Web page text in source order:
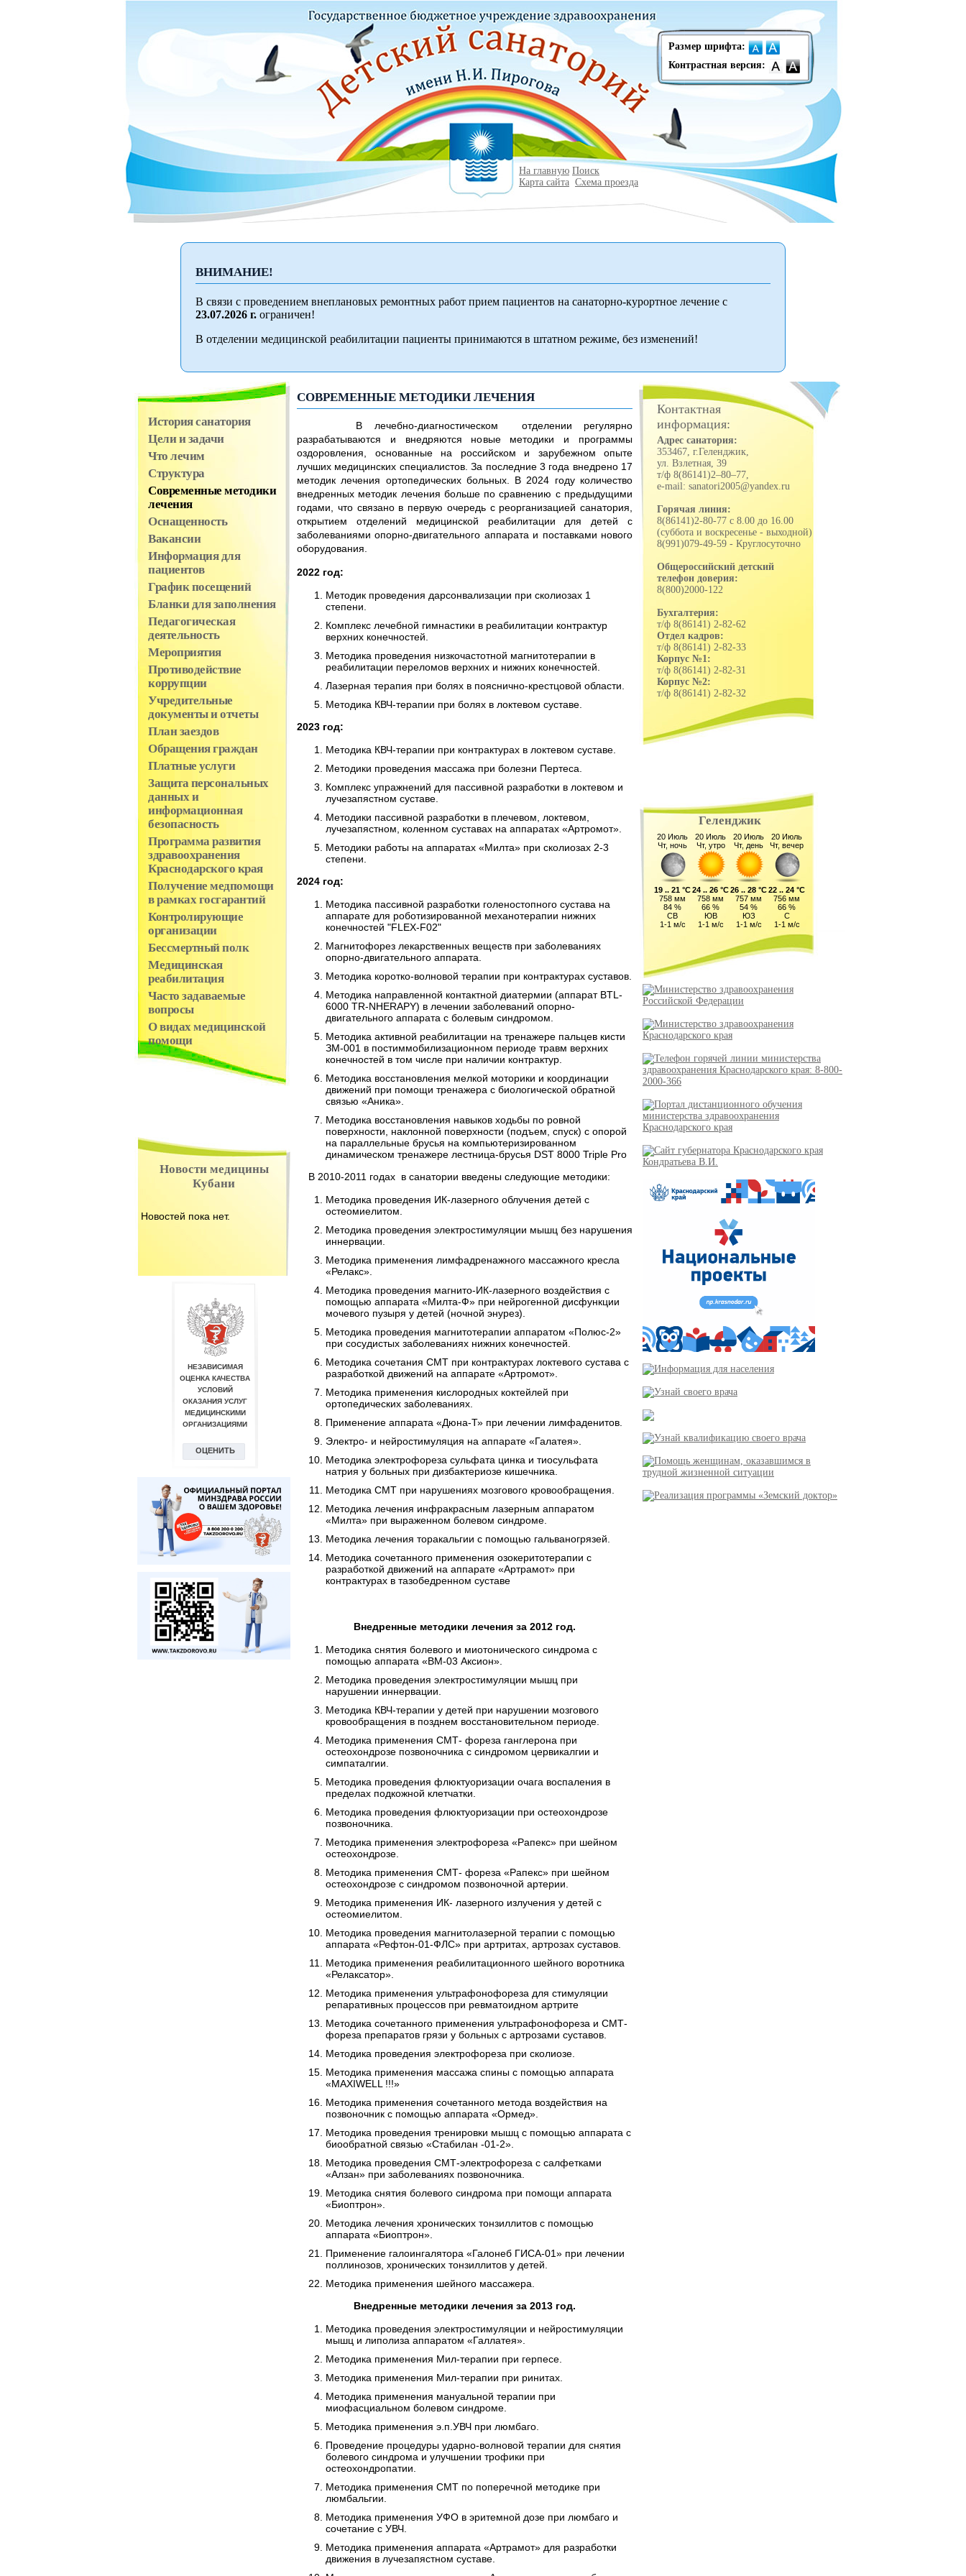
Размер шрифта:
Контрастная версия:
На главную Поиск
Карта сайта Схема проезда
ВНИМАНИЕ!
В связи с проведением внеплановых ремонтных работ прием пациентов на санаторно-курортное лечение с
23.07.2026 г. ограничен!
В отделении медицинской реабилитации пациенты принимаются в штатном режиме, без изменений!
История санатория
Цели и задачи
Что лечим
Структура
Современные методики
лечения
Оснащенность
Вакансии
Информация для
пациентов
График посещений
Бланки для заполнения
Педагогическая
деятельность
Мероприятия
Противодействие
коррупции
Учредительные
документы и отчеты
План заездов
Обращения граждан
Платные услуги
Защита персональных
данных и
информационная
безопасность
Программа развития
здравоохранения
Краснодарского края
Получение медпомощи
в рамках госгарантий
Контролирующие
организации
Бессмертный полк
Медицинская
реабилитация
Часто задаваемые
вопросы
О видах медицинской
помощи
Новости медицины
Кубани
Новостей пока нет.
СОВРЕМЕННЫЕ МЕТОДИКИ ЛЕЧЕНИЯ
В лечебно-диагностическом отделении регулярно
разрабатываются и внедряются новые методики и программы
оздоровления, основанные на российском и зарубежном опыте
лучших медицинских специалистов. За последние 3 года внедрено 17
методик лечения ортопедических больных. В 2024 году количество
внедренных методик лечения больше по сравнению с предыдущими
годами, что связано в первую очередь с реорганизацией санатория,
открытием отделений медицинской реабилитации для детей с
заболеваниями опорно-двигательного аппарата и поставками нового
оборудования.
2022 год:
Методик проведения дарсонвализации при сколиозах 1
степени.
Комплекс лечебной гимнастики в реабилитации контрактур
верхних конечностей.
Методика проведения низкочастотной магнитотерапии в
реабилитации переломов верхних и нижних конечностей.
Лазерная терапия при болях в пояснично-крестцовой области.
Методика КВЧ-терапии при болях в локтевом суставе.
2023 год:
Методика КВЧ-терапии при контрактурах в локтевом суставе.
Методики проведения массажа при болезни Пертеса.
Комплекс упражнений для пассивной разработки в локтевом и
лучезапястном суставе.
Методики пассивной разработки в плечевом, локтевом,
лучезапястном, коленном суставах на аппаратах «Артромот».
Методики работы на аппаратах «Милта» при сколиозах 2-3
степени.
2024 год:
Методика пассивной разработки голеностопного сустава на
аппарате для роботизированной механотерапии нижних
конечностей "FLEX-F02"
Магнитофорез лекарственных веществ при заболеваниях
опорно-двигательного аппарата.
Методика коротко-волновой терапии при контрактурах суставов.
Методика направленной контактной диатермии (аппарат BTL-
6000 TR-NHERAPY) в лечении заболеваний опорно-
двигательного аппарата с болевым синдромом.
Методика активной реабилитации на тренажере пальцев кисти
ЗМ-001 в постиммобилизационном периоде травм верхних
конечностей в том числе при наличии контрактур.
Методика восстановления мелкой моторики и координации
движений при помощи тренажера с биологической обратной
связью «Аника».
Методика восстановления навыков ходьбы по ровной
поверхности, наклонной поверхности (подъем, спуск) с опорой
на параллельные брусья на компьютеризированном
динамическом тренажере лестница-брусья DST 8000 Triple Pro
В 2010-2011 годах в санатории введены следующие методики:
Методика проведения ИК-лазерного облучения детей с
остеомиелитом.
Методика проведения электростимуляции мышц без нарушения
иннервации.
Методика применения лимфадренажного массажного кресла
«Релакс».
Методика проведения магнито-ИК-лазерного воздействия с
помощью аппарата «Милта-Ф» при нейрогенной дисфункции
мочевого пузыря у детей (ночной энурез).
Методика проведения магнитотерапии аппаратом «Полюс-2»
при сосудистых заболеваниях нижних конечностей.
Методика сочетания СМТ при контрактурах локтевого сустава с
разработкой движений на аппарате «Артромот».
Методика применения кислородных коктейлей при
ортопедических заболеваниях.
Применение аппарата «Дюна-Т» при лечении лимфаденитов.
Электро- и нейростимуляция на аппарате «Галатея».
Методика электрофореза сульфата цинка и тиосульфата
натрия у больных при дизбактериозе кишечника.
Методика СМТ при нарушениях мозгового кровообращения.
Методика лечения инфракрасным лазерным аппаратом
«Милта» при выраженном болевом синдроме.
Методика лечения торакальгии с помощью гальваногрязей.
Методика сочетанного применения озокеритотерапии с
разработкой движений на аппарате «Артрамот» при
контрактурах в тазобедренном суставе
Внедренные методики лечения за 2012 год.
Методика снятия болевого и миотонического синдрома с
помощью аппарата «ВМ-03 Аксион».
Методика проведения электростимуляции мышц при
нарушении иннервации.
Методика КВЧ-терапии у детей при нарушении мозгового
кровообращения в позднем восстановительном периоде.
Методика применения СМТ- фореза ганглерона при
остеохондрозе позвоночника с синдромом цервикалгии и
симпаталгии.
Методика проведения флюктуоризации очага воспаления в
пределах подкожной клетчатки.
Методика проведения флюктуоризации при остеохондрозе
позвоночника.
Методика применения электрофореза «Рапекс» при шейном
остеохондрозе.
Методика применения СМТ- фореза «Рапекс» при шейном
остеохондрозе с синдромом позвоночной артерии.
Методика применения ИК- лазерного излучения у детей с
остеомиелитом.
Методика проведения магнитолазерной терапии с помощью
аппарата «Рефтон-01-ФЛС» при артритах, артрозах суставов.
Методика применения реабилитационного шейного воротника
«Релаксатор».
Методика применения ультрафонофореза для стимуляции
репаративных процессов при ревматоидном артрите
Методика сочетанного применения ультрафонофореза и СМТ-
фореза препаратов грязи у больных с артрозами суставов.
Методика проведения электрофореза при сколиозе.
Методика применения массажа спины с помощью аппарата
«MAXIWELL !!!»
Методика применения сочетанного метода воздействия на
позвоночник с помощью аппарата «Ормед».
Методика проведения тренировки мышц с помощью аппарата с
биообратной связью «Стабилан -01-2».
Методика проведения СМТ-электрофореза с салфетками
«Алзан» при заболеваниях позвоночника.
Методика снятия болевого синдрома при помощи аппарата
«Биоптрон».
Методика лечения хронических тонзиллитов с помощью
аппарата «Биоптрон».
Применение галоингалятора «Галонеб ГИСА-01» при лечении
поллинозов, хронических тонзиллитов у детей.
Методика применения шейного массажера.
Внедренные методики лечения за 2013 год.
Методика проведения электростимуляции и нейростимуляции
мышц и липолиза аппаратом «Галлатея».
Методика применения Мил-терапии при герпесе.
Методика применения Мил-терапии при ринитах.
Методика применения мануальной терапии при
миофасциальном болевом синдроме.
Методика применения э.п.УВЧ при люмбаго.
Проведение процедуры ударно-волновой терапии для снятия
болевого синдрома и улучшении трофики при
остеохондропатии.
Методика применения СМТ по поперечной методике при
люмбальгии.
Методика применения УФО в эритемной дозе при люмбаго и
сочетание с УВЧ.
Методика применения аппарата «Артрамот» для разработки
движения в лучезапястном суставе.
Контактная
информация:
Адрес санатория:
353467, г.Геленджик,
ул. Взлетная, 39
т/ф 8(86141)2–80–77,
e-mail: sanatori2005@yandex.ru
Горячая линия:
8(86141)2-80-77 с 8.00 до 16.00
(суббота и воскресенье - выходной)
8(991)079-49-59 - Круглосуточно
Общероссийский детский
телефон доверия:
8(800)2000-122
Бухгалтерия:
т/ф 8(86141) 2-82-62
Отдел кадров:
т/ф 8(86141) 2-82-33
Корпус №1:
т/ф 8(86141) 2-82-31
Корпус №2:
т/ф 8(86141) 2-82-32
Геленджик
20 Июль
Чт, ночь
19 .. 21 °C
758 мм
84 %
СВ
1-1 м/с
20 Июль
Чт, утро
24 .. 26 °C
758 мм
66 %
ЮВ
1-1 м/с
20 Июль
Чт, день
26 .. 28 °C
757 мм
54 %
ЮЗ
1-1 м/с
20 Июль
Чт, вечер
22 .. 24 °C
756 мм
66 %
С
1-1 м/с